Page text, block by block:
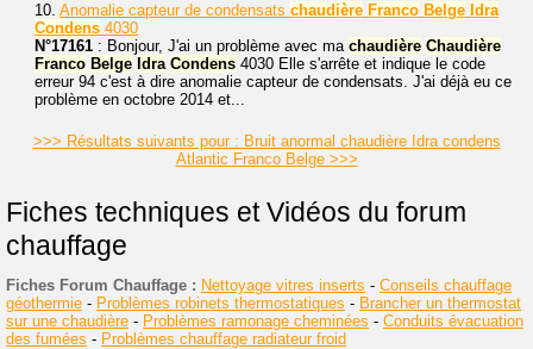
10. Anomalie capteur de condensats chaudière Franco Belge Idra
Condens 4030
N°17161 : Bonjour, J'ai un problème avec ma chaudière Chaudière
Franco Belge Idra Condens 4030 Elle s'arrête et indique le code
erreur 94 c'est à dire anomalie capteur de condensats. J'ai déjà eu ce
problème en octobre 2014 et...
>>> Résultats suivants pour : Bruit anormal chaudière Idra condens
Atlantic Franco Belge >>>
Fiches techniques et Vidéos du forum
chauffage
Fiches Forum Chauffage : Nettoyage vitres inserts - Conseils chauffage
géothermie - Problèmes robinets thermostatiques - Brancher un thermostat
sur une chaudière - Problèmes ramonage cheminées - Conduits évacuation
des fumées - Problèmes chauffage radiateur froid